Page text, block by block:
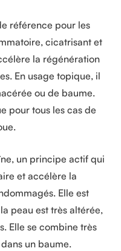
référence pour les
cicatrisant et
la régénération
En usage topique, il
ou de baume.
pour tous les cas de
un principe actif qui
et accélère la
Elle est
peau est très altérée,
Elle se combine très
un baume.